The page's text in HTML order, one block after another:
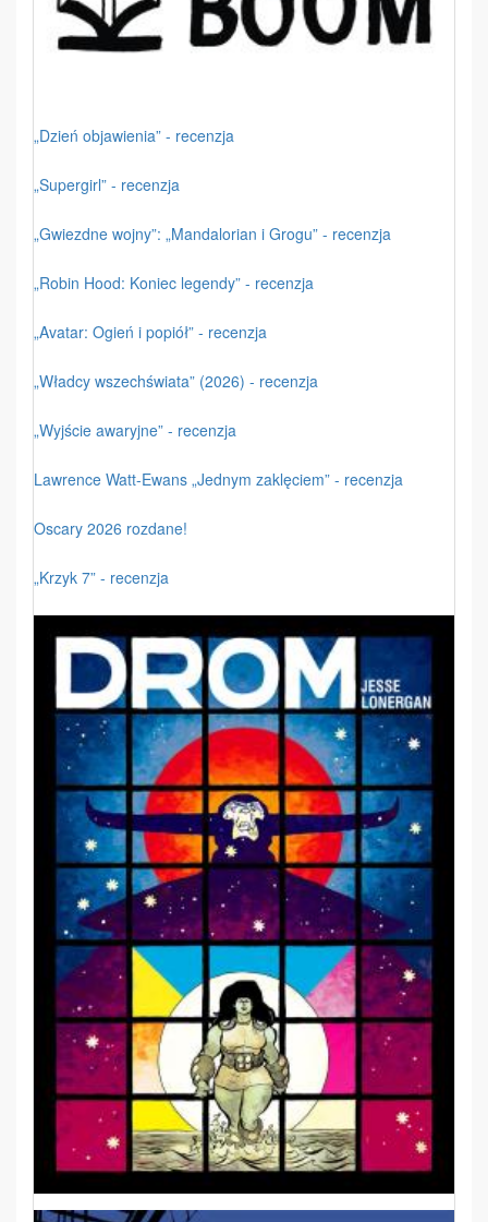
„Dzień objawienia” - recenzja
„Supergirl” - recenzja
„Gwiezdne wojny”: „Mandalorian i Grogu” - recenzja
„Robin Hood: Koniec legendy” - recenzja
„Avatar: Ogień i popiół” - recenzja
„Władcy wszechświata” (2026) - recenzja
„Wyjście awaryjne” - recenzja
Lawrence Watt-Ewans „Jednym zaklęciem” - recenzja
Oscary 2026 rozdane!
„Krzyk 7” - recenzja